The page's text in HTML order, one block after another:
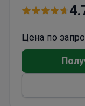
в шести
передовых
семейство",
Польша,
услуг, чтобы
Цена по